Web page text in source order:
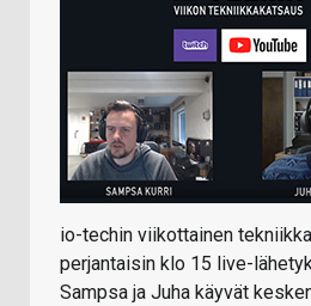
io-techin viikottainen
perjantaisin klo 15 live-
Sampsa ja Juha käyvät